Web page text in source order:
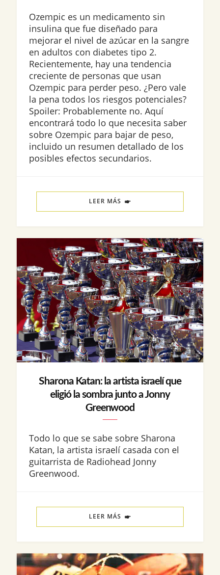
Ozempic es un medicamento sin
insulina que fue diseñado para
mejorar el nivel de azúcar en la sangre
en adultos con diabetes tipo 2.
Recientemente, hay una tendencia
creciente de personas que usan
Ozempic para perder peso. ¿Pero vale
la pena todos los riesgos potenciales?
Spoiler: Probablemente no. Aquí
encontrará todo lo que necesita saber
sobre Ozempic para bajar de peso,
incluido un resumen detallado de los
posibles efectos secundarios.
LEER MÁS
Sharona Katan: la artista israelí que
eligió la sombra junto a Jonny
Greenwood
Todo lo que se sabe sobre Sharona
Katan, la artista israelí casada con el
guitarrista de Radiohead Jonny
Greenwood.
LEER MÁS